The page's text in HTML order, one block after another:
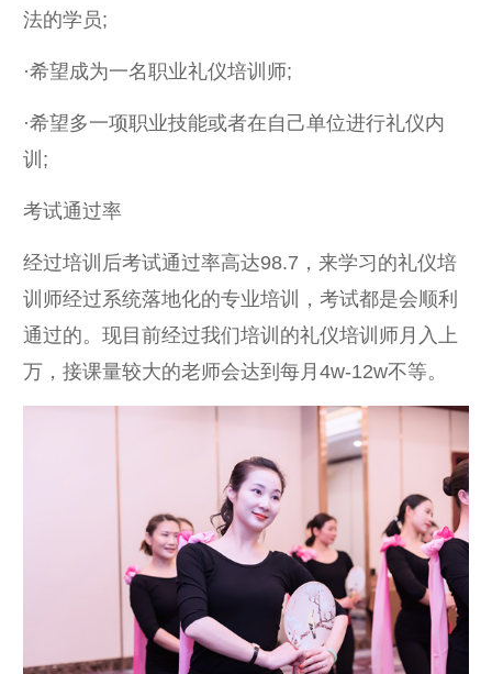
法的学员;
·希望成为一名职业礼仪培训师;
·希望多一项职业技能或者在自己单位进行礼仪内
训;
考试通过率
经过培训后考试通过率高达98.7，来学习的礼仪培
训师经过系统落地化的专业培训，考试都是会顺利
通过的。现目前经过我们培训的礼仪培训师月入上
万，接课量较大的老师会达到每月4w-12w不等。